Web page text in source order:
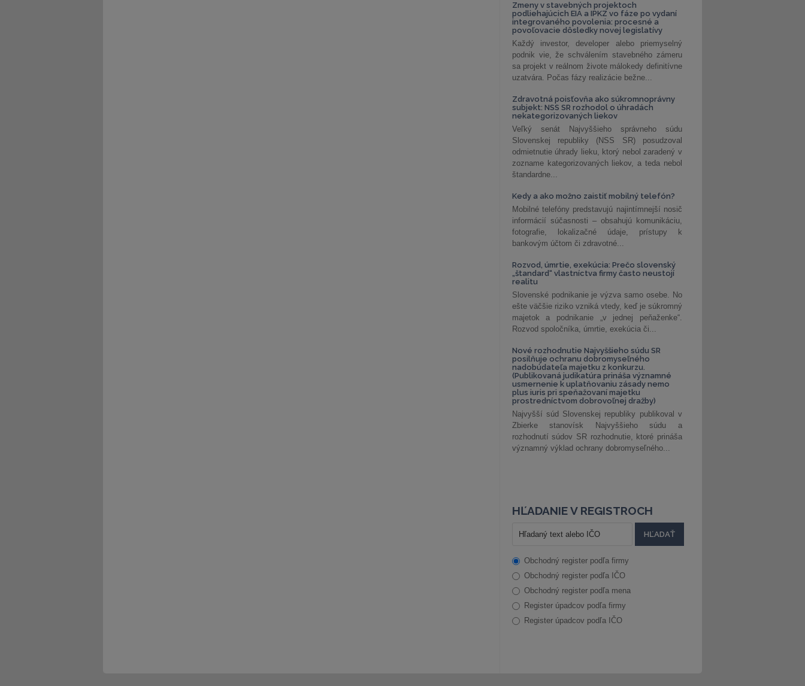
Zmeny v stavebných projektoch
podliehajúcich EIA a IPKZ vo fáze po vydaní
integrovaného povolenia: procesné a
povoľovacie dôsledky novej legislatívy
Každý investor, developer alebo priemyselný
podnik vie, že schválením stavebného zámeru
sa projekt v reálnom živote málokedy definitívne
uzatvára. Počas fázy realizácie bežne...
Zdravotná poisťovňa ako súkromnoprávny
subjekt: NSS SR rozhodol o úhradách
nekategorizovaných liekov
Veľký senát Najvyššieho správneho súdu
Slovenskej republiky (NSS SR) posudzoval
odmietnutie úhrady lieku, ktorý nebol zaradený v
zozname kategorizovaných liekov, a teda nebol
štandardne...
Kedy a ako možno zaistiť mobilný telefón?
Mobilné telefóny predstavujú najintímnejší nosič
informácií súčasnosti – obsahujú komunikáciu,
fotografie, lokalizačné údaje, prístupy k
bankovým účtom či zdravotné...
Rozvod, úmrtie, exekúcia: Prečo slovenský
„štandard“ vlastníctva firmy často neustojí
realitu
Slovenské podnikanie je výzva samo osebe. No
ešte väčšie riziko vzniká vtedy, keď je súkromný
majetok a podnikanie „v jednej peňaženke“.
Rozvod spoločníka, úmrtie, exekúcia či...
Nové rozhodnutie Najvyššieho súdu SR
posilňuje ochranu dobromyseľného
nadobúdateľa majetku z konkurzu.
(Publikovaná judikatúra prináša významné
usmernenie k uplatňovaniu zásady nemo
plus iuris pri speňažovaní majetku
prostredníctvom dobrovoľnej dražby)
Najvyšší súd Slovenskej republiky publikoval v
Zbierke stanovísk Najvyššieho súdu a
rozhodnutí súdov SR rozhodnutie, ktoré prináša
významný výklad ochrany dobromyseľného...
HĽADANIE V REGISTROCH
Obchodný register podľa firmy
Obchodný register podľa IČO
Obchodný register podľa mena
Register úpadcov podľa firmy
Register úpadcov podľa IČO